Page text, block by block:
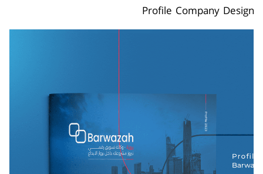
Profile Company Design